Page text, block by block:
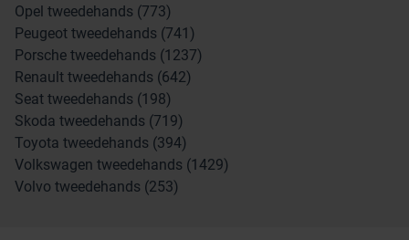
Opel tweedehands (773)
Peugeot tweedehands (741)
Porsche tweedehands (1237)
Renault tweedehands (642)
Seat tweedehands (198)
Skoda tweedehands (719)
Toyota tweedehands (394)
Volkswagen tweedehands (1429)
Volvo tweedehands (253)